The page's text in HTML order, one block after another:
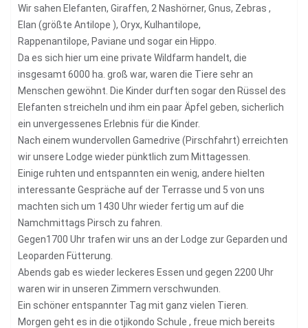
Wir sahen Elefanten, Giraffen, 2 Nashörner, Gnus, Zebras ,
Elan (größte Antilope ), Oryx, Kulhantilope,
Rappenantilope, Paviane und sogar ein Hippo.
Da es sich hier um eine private Wildfarm handelt, die
insgesamt 6000 ha. groß war, waren die Tiere sehr an
Menschen gewöhnt. Die Kinder durften sogar den Rüssel des
Elefanten streicheln und ihm ein paar Äpfel geben, sicherlich
ein unvergessenes Erlebnis für die Kinder.
Nach einem wundervollen Gamedrive (Pirschfahrt) erreichten
wir unsere Lodge wieder pünktlich zum Mittagessen.
Einige ruhten und entspannten ein wenig, andere hielten
interessante Gespräche auf der Terrasse und 5 von uns
machten sich um 1430 Uhr wieder fertig um auf die
Namchmittags Pirsch zu fahren.
Gegen1700 Uhr trafen wir uns an der Lodge zur Geparden und
Leoparden Fütterung.
Abends gab es wieder leckeres Essen und gegen 2200 Uhr
waren wir in unseren Zimmern verschwunden.
Ein schöner entspannter Tag mit ganz vielen Tieren.
Morgen geht es in die otjikondo Schule , freue mich bereits